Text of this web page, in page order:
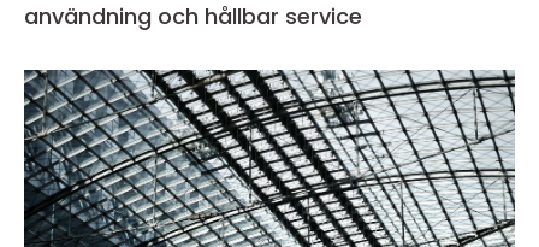
användning och hållbar service